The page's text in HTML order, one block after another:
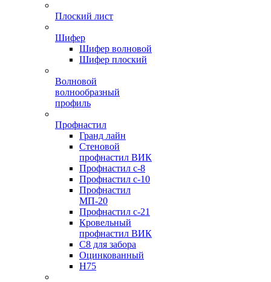
Плоский лист
Шифер
Шифер волновой
Шифер плоский
Волновой
волнообразный
профиль
Профнастил
Гранд лайн
Стеновой
профнастил ВИК
Профнастил с-8
Профнастил с-10
Профнастил
МП-20
Профнастил с-21
Кровельный
профнастил ВИК
С8 для забора
Оцинкованный
Н75